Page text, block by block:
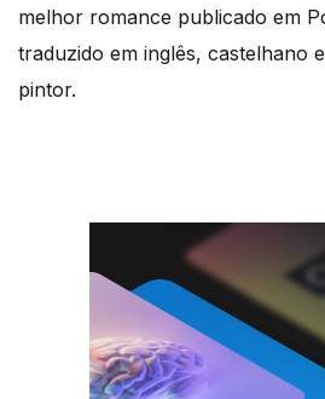
melhor romance publicado em
traduzido em inglês, castelhano
pintor.